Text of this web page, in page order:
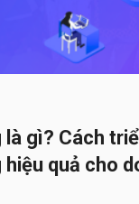
gì? Cách
quả cho